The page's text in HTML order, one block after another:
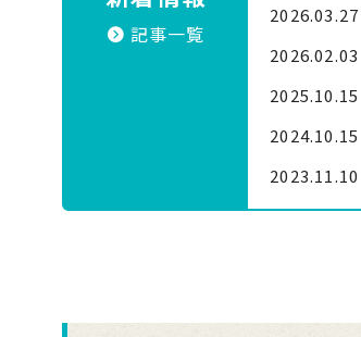
記事一覧
2026.03.27
2026.02.03
2025.10.15
2024.10.15
2023.11.10
2022.11.22